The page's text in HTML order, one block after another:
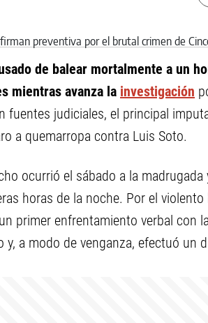
de balear mortalmente a un
mientras avanza la investigación
fuentes judiciales, el principal
a quemarropa contra Luis Soto.
ocurrió el sábado a la
horas de la noche. Por el
primer enfrentamiento verbal con
y, a modo de venganza, efectuó un